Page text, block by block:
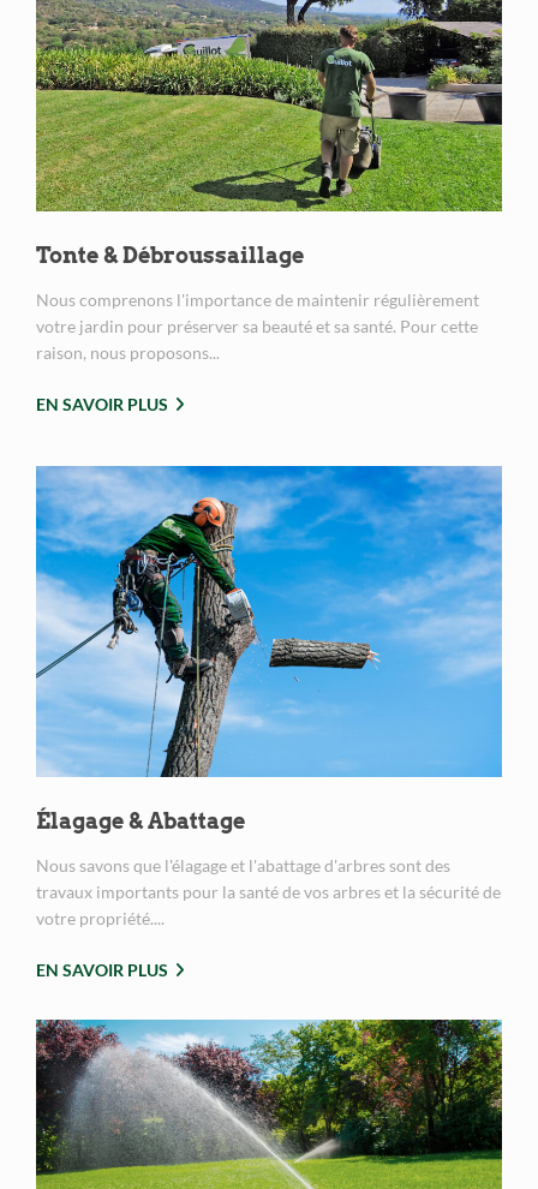
Tonte & Débroussaillage
Nous comprenons l'importance de maintenir régulièrement
votre jardin pour préserver sa beauté et sa santé. Pour cette
raison, nous proposons...
EN SAVOIR PLUS
Élagage & Abattage
Nous savons que l'élagage et l'abattage d'arbres sont des
travaux importants pour la santé de vos arbres et la sécurité de
votre propriété....
EN SAVOIR PLUS